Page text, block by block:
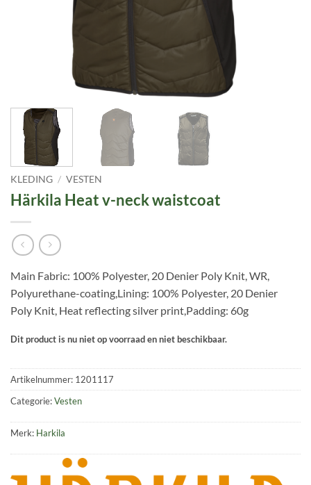
KLEDING / VESTEN
Härkila Heat v-neck waistcoat
Main Fabric: 100% Polyester, 20 Denier Poly Knit, WR,
Polyurethane-coating,Lining: 100% Polyester, 20 Denier
Poly Knit, Heat reflecting silver print,Padding: 60g
Dit product is nu niet op voorraad en niet beschikbaar.
Artikelnummer: 1201117
Categorie:Vesten
Merk: Harkila